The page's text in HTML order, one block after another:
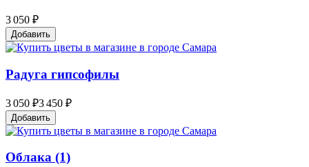
3 050 ₽
Добавить
Радуга гипсофилы
3 050 ₽3 450 ₽
Добавить
Облака (1)